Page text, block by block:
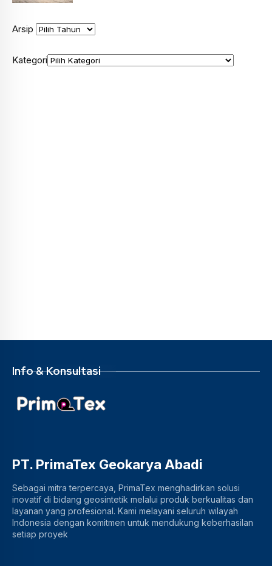
Arsip
Kategori
Info & Konsultasi
PT. PrimaTex Geokarya Abadi
Sebagai mitra terpercaya, PrimaTex menghadirkan solusi
inovatif di bidang geosintetik melalui produk berkualitas dan
layanan yang profesional. Kami melayani seluruh wilayah
Indonesia dengan komitmen untuk mendukung keberhasilan
setiap proyek